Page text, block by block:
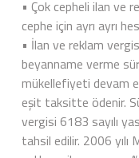
• Çok cepheli ilan ve
cephe için ayrı ayrı
• İlan ve reklam
beyanname verme
mükellefiyeti devam
eşit taksitte ödenir.
vergisi 6183 sayılı
tahsil edilir. 2006